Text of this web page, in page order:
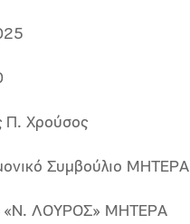
Π. Χρούσος
Συμβούλιο ΜΗΤΕΡΑ
«Ν. ΛΟΥΡΟΣ» ΜΗΤΕΡA